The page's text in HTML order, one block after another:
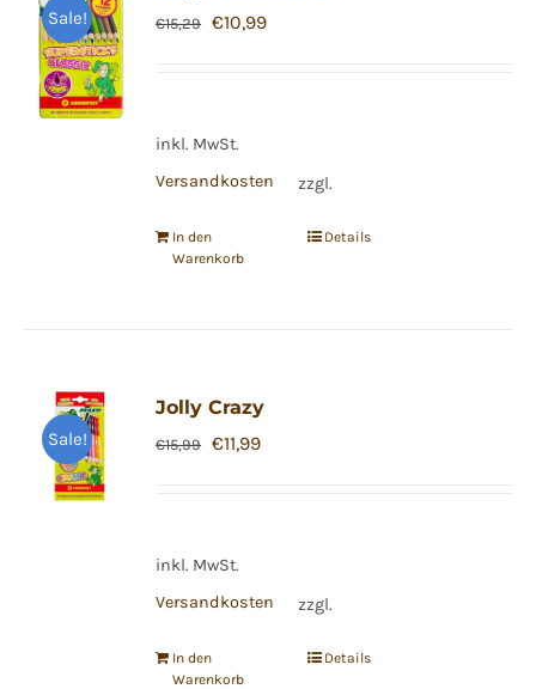
Sale! €15,29 Ursprünglicher
€10,99Aktueller
inkl. MwSt.
zzgl.
Versandkosten
In den
Warenkorb
Details
Sale!
Jolly Crazy
€15,99 Ursprünglicher
€11,99Aktueller
inkl. MwSt.
zzgl.
Versandkosten
In den
Warenkorb
Details